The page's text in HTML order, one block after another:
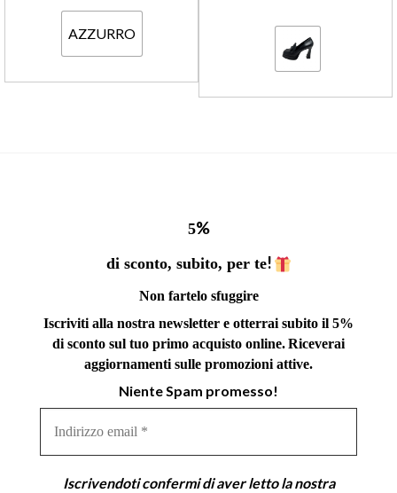
AZZURRO
5%
di sconto, subito, per te!
Non fartelo sfuggire
Iscriviti alla nostra newsletter e otterrai subito il 5%
di sconto sul tuo primo acquisto online.Riceverai
aggiornamenti sulle promozioni attive.
Niente Spam promesso!
email
Iscrivendoti confermi di aver letto la nostra